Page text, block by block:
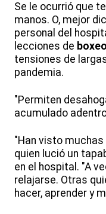
Se le ocurrió que
manos. O, mejor
personal del
lecciones de boxeo
tensiones de
pandemia.
"Permiten
acumulado
"Han visto
quien lució un
en el hospital. "A
relajarse. Otras
hacer, aprender y